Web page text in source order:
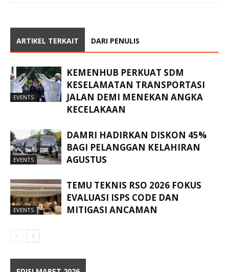
ARTIKEL TERKAIT DARI PENULIS
EVENTS
KEMENHUB PERKUAT SDM
KESELAMATAN TRANSPORTASI
JALAN DEMI MENEKAN ANGKA
KECELAKAAN
EVENTS
DAMRI HADIRKAN DISKON 45%
BAGI PELANGGAN KELAHIRAN
AGUSTUS
EVENTS
TEMU TEKNIS RSO 2026 FOKUS
EVALUASI ISPS CODE DAN
MITIGASI ANCAMAN